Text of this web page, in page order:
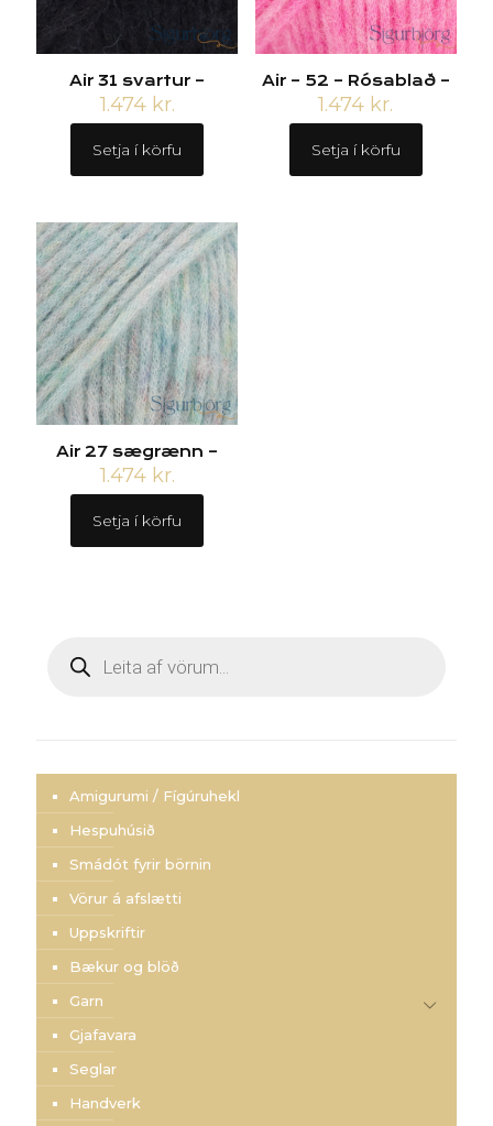
Air 31 svartur –
1.474 kr.
Setja í körfu
Air – 52 – Rósablað –
1.474 kr.
Setja í körfu
Air 27 sægrænn –
1.474 kr.
Setja í körfu
search
Amigurumi / Fígúruhekl
Hespuhúsið
Smádót fyrir börnin
Vörur á afslætti
Uppskriftir
Bækur og blöð
Garn
Gjafavara
Seglar
Handverk